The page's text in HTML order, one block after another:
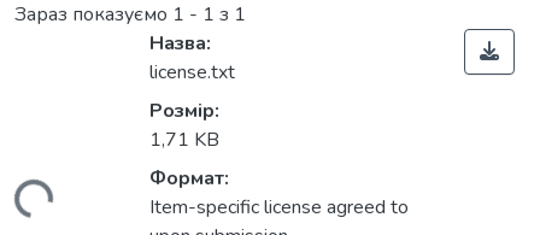
Зараз показуємо 1 - 1 з 1
Назва:
license.txt
Розмір:
1,71 KB
Формат:
Item-specific license agreed to